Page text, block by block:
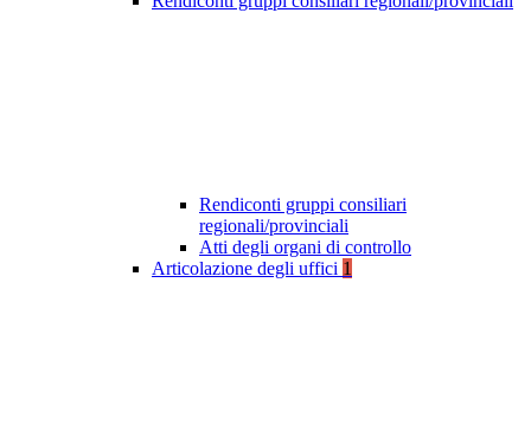
Rendiconti gruppi consiliari
regionali/provinciali
Atti degli organi di controllo
Articolazione degli uffici 1